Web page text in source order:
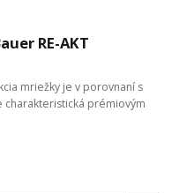
RE-AKT
mriežky je v porovnaní s
charakteristická prémiovým